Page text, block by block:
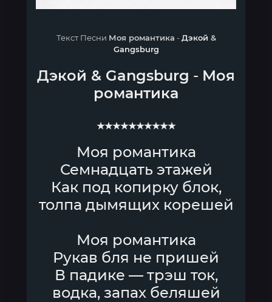
Текст Песни Моя романтика -Дэкой &
Gangsburg
Дэкой & Gangsburg - Моя
романтика
★★★★★★★★★★
Моя романтика
Семнадцать этажей
Как под копирку блок,
толпа дымящих корешей
Моя романтика
Рукав бля не пришей
В падике — трэш ток,
водка, запах беляшей